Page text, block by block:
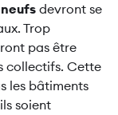
devront se
Trop
pas être
collectifs. Cette
les bâtiments
soient